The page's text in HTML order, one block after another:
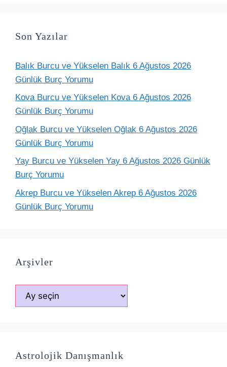
Son Yazılar
Balık Burcu ve Yükselen Balık 6 Ağustos 2026
Günlük Burç Yorumu
Kova Burcu ve Yükselen Kova 6 Ağustos 2026
Günlük Burç Yorumu
Oğlak Burcu ve Yükselen Oğlak 6 Ağustos 2026
Günlük Burç Yorumu
Yay Burcu ve Yükselen Yay 6 Ağustos 2026 Günlük
Burç Yorumu
Akrep Burcu ve Yükselen Akrep 6 Ağustos 2026
Günlük Burç Yorumu
Arşivler
Arşivler
Astrolojik Danışmanlık